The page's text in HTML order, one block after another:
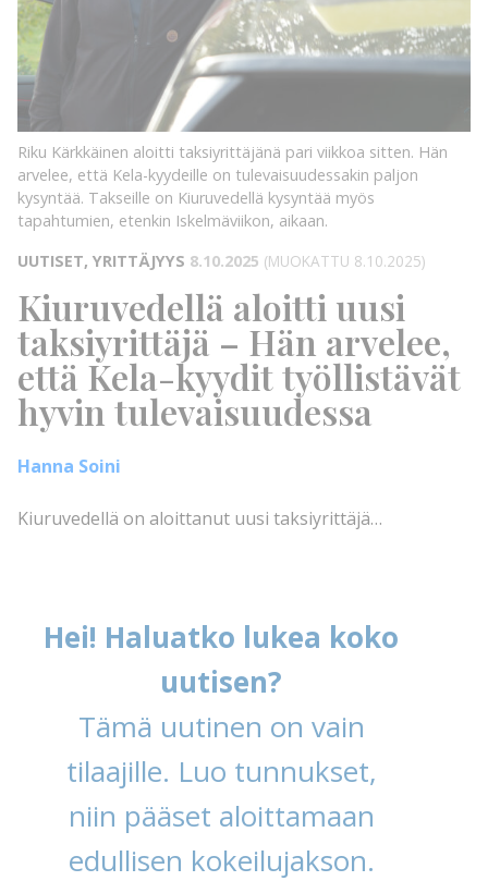
Riku Kärkkäinen aloitti taksiyrittäjänä pari viikkoa sitten. Hän
arvelee, että Kela-kyydeille on tulevaisuudessakin paljon
kysyntää. Takseille on Kiuruvedellä kysyntää myös
tapahtumien, etenkin Iskelmäviikon, aikaan.
UUTISET, YRITTÄJYYS 8.10.2025 (MUOKATTU 8.10.2025)
Kiuruvedellä aloitti uusi
taksiyrittäjä – Hän arvelee,
että Kela-kyydit työllistävät
hyvin tulevaisuudessa
Hanna Soini
Kiuruvedellä on aloittanut uusi taksiyrittäjä…
Hei! Haluatko lukea koko
uutisen?
Tämä uutinen on vain
tilaajille. Luo tunnukset,
niin pääset aloittamaan
edullisen kokeilujakson.